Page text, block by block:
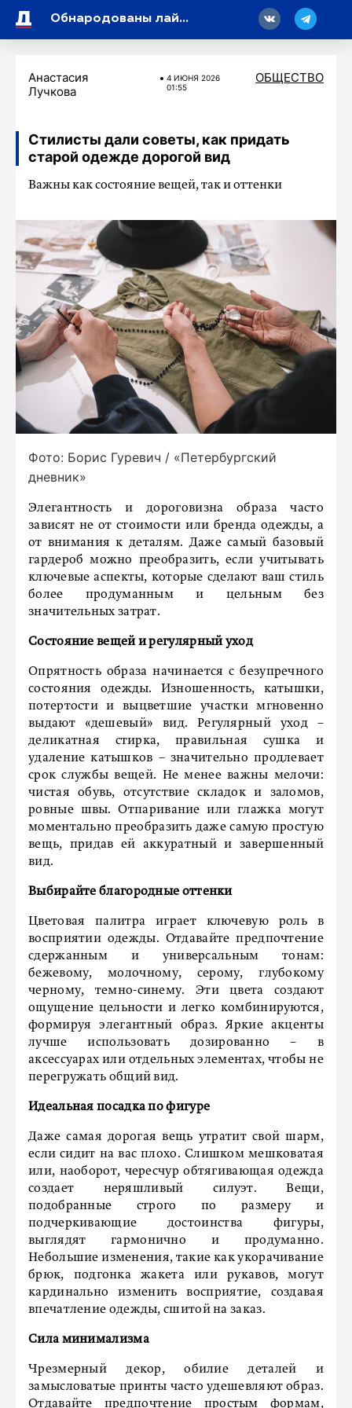
Обнародованы лайфхаки, как пережить жару без кондиционера
Анастасия
Лучкова
4 ИЮНЯ 2026
01:55
ОБЩЕСТВО
Стилисты дали советы, как придать
старой одежде дорогой вид
Важны как состояние вещей, так и оттенки
Фото: Борис Гуревич / «Петербургский
дневник»
Элегантность и дороговизна образа часто
зависят не от стоимости или бренда одежды, а
от внимания к деталям. Даже самый базовый
гардероб можно преобразить, если учитывать
ключевые аспекты, которые сделают ваш стиль
более продуманным и цельным без
значительных затрат.
Состояние вещей и регулярный уход
Опрятность образа начинается с безупречного
состояния одежды. Изношенность, катышки,
потертости и выцветшие участки мгновенно
выдают «дешевый» вид. Регулярный уход –
деликатная стирка, правильная сушка и
удаление катышков – значительно продлевает
срок службы вещей. Не менее важны мелочи:
чистая обувь, отсутствие складок и заломов,
ровные швы. Отпаривание или глажка могут
моментально преобразить даже самую простую
вещь, придав ей аккуратный и завершенный
вид.
Выбирайте благородные оттенки
Цветовая палитра играет ключевую роль в
восприятии одежды. Отдавайте предпочтение
сдержанным и универсальным тонам:
бежевому, молочному, серому, глубокому
черному, темно-синему. Эти цвета создают
ощущение цельности и легко комбинируются,
формируя элегантный образ. Яркие акценты
лучше использовать дозированно – в
аксессуарах или отдельных элементах, чтобы не
перегружать общий вид.
Идеальная посадка по фигуре
Даже самая дорогая вещь утратит свой шарм,
если сидит на вас плохо. Слишком мешковатая
или, наоборот, чересчур обтягивающая одежда
создает неряшливый силуэт. Вещи,
подобранные строго по размеру и
подчеркивающие достоинства фигуры,
выглядят гармонично и продуманно.
Небольшие изменения, такие как укорачивание
брюк, подгонка жакета или рукавов, могут
кардинально изменить восприятие, создавая
впечатление одежды, сшитой на заказ.
Сила минимализма
Чрезмерный декор, обилие деталей и
замысловатые принты часто удешевляют образ.
Отдавайте предпочтение простым формам,